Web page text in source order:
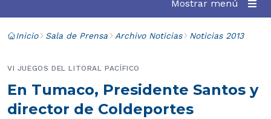
Mostrar menú
Inicio Sala de Prensa Archivo Noticias Noticias 2013
En Tumaco, Presidente Santos y
director de Coldeportes
VI JUEGOS DEL LITORAL PACÍFICO